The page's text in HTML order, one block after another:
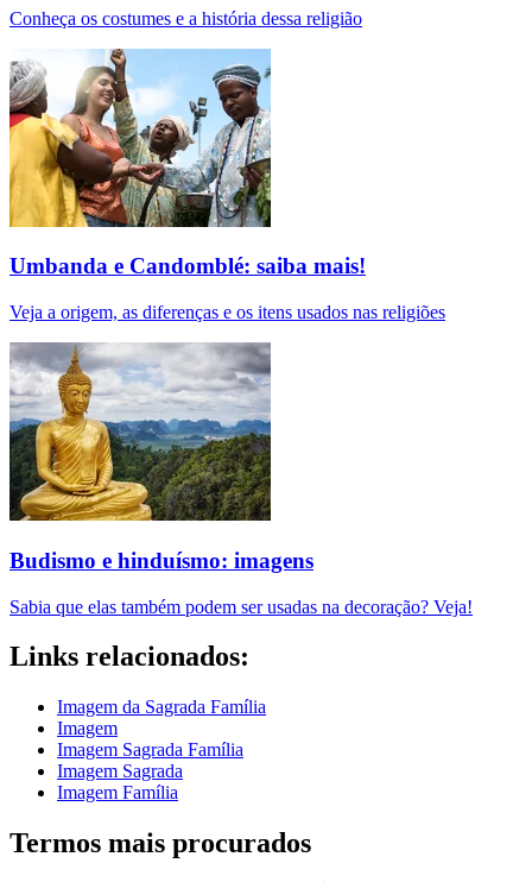
Conheça os costumes e a história dessa religião
Umbanda e Candomblé: saiba mais!
Veja a origem, as diferenças e os itens usados nas religiões
Budismo e hinduísmo: imagens
Sabia que elas também podem ser usadas na decoração? Veja!
Links relacionados:
Imagem da Sagrada Família
Imagem
Imagem Sagrada Família
Imagem Sagrada
Imagem Família
Termos mais procurados